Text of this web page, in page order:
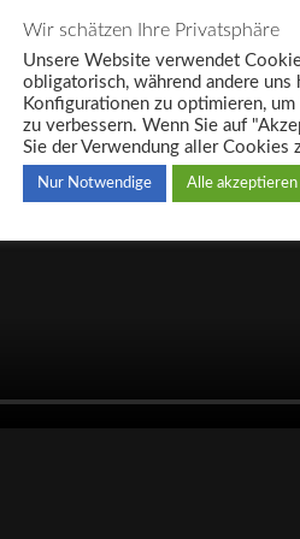
Wir schätzen Ihre Privatsphäre
Unsere Website verwendet
obligatorisch, während andere
Konfigurationen zu optimieren,
zu verbessern. Wenn Sie auf
Sie der Verwendung aller Cookies
Nur Notwendige Alle akzeptieren